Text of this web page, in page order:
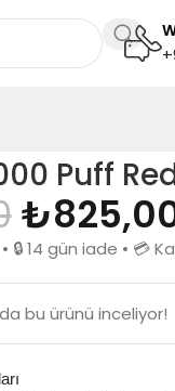
Puff
₺
🔒 14 gün iade • 💳
bu ürünü inceliyor!